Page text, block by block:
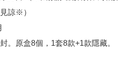
諒※）
。原盒8個，1套8款+1款隱藏。